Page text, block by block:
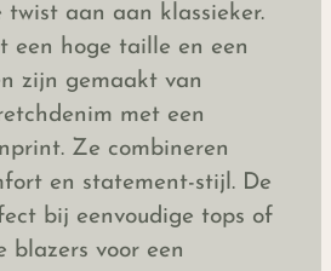
twist aan aan klassieker.
een hoge taille en een
zijn gemaakt van
met een
Ze combineren
en statement-stijl. De
bij eenvoudige tops of
blazers voor een